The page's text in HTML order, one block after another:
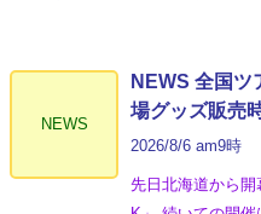
NEWS
NEWS 全国
場グッズ販売
2026/8/6 am9時
先日北海道から